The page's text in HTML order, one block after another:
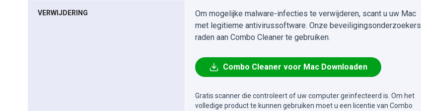
VERWIJDERING
Om mogelijke malware-infecties te verwijderen, scant u uw Mac
met legitieme antivirussoftware. Onze beveiligingsonderzoekers
raden aan Combo Cleaner te gebruiken.
Combo Cleaner voor Mac Downloaden
Gratis scanner die controleert of uw computer geïnfecteerd is. Om het
volledige product te kunnen gebruiken moet u een licentie van Combo